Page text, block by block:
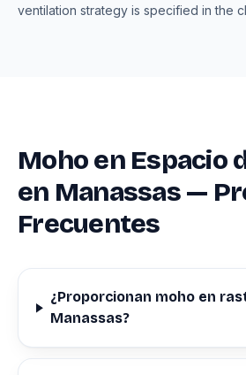
ventilation strategy is specified in the
Moho en Espacio
en Manassas —
Frecuentes
¿Proporcionan moho en
Manassas?